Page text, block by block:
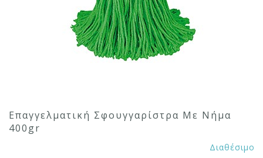
Επαγγελματική Σφουγγαρίστρα Με Νήμα
400gr
Διαθέσιμο